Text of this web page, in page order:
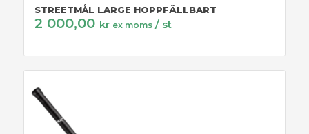
STREETMÅL LARGE HOPPFÄLLBART
2 000,00 kr ex moms / st